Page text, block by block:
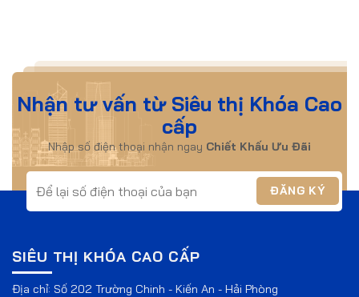
Nhận tư vấn từ Siêu thị Khóa Cao
cấp
Nhập số điện thoại nhận ngay Chiết Khấu Ưu Đãi
SIÊU THỊ KHÓA CAO CẤP
Địa chỉ: Số 202 Trường Chinh - Kiến An - Hải Phòng